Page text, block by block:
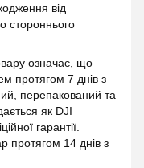
від
стороннього
означає, що
протягом 7 днів з
перепакований та
як DJI
гарантії.
протягом 14 днів з